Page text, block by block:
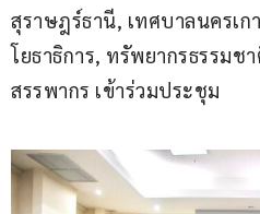
สุราษฎร์ธานี, เทศบาลนครเ
โยธาธิการ, ทรัพยากรธรรมช
สรรพากร เข้าร่วมประชุม